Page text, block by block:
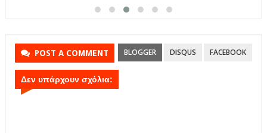
POST A COMMENT BLOGGER DISQUS FACEBOOK
Δεν υπάρχουν σχόλια: